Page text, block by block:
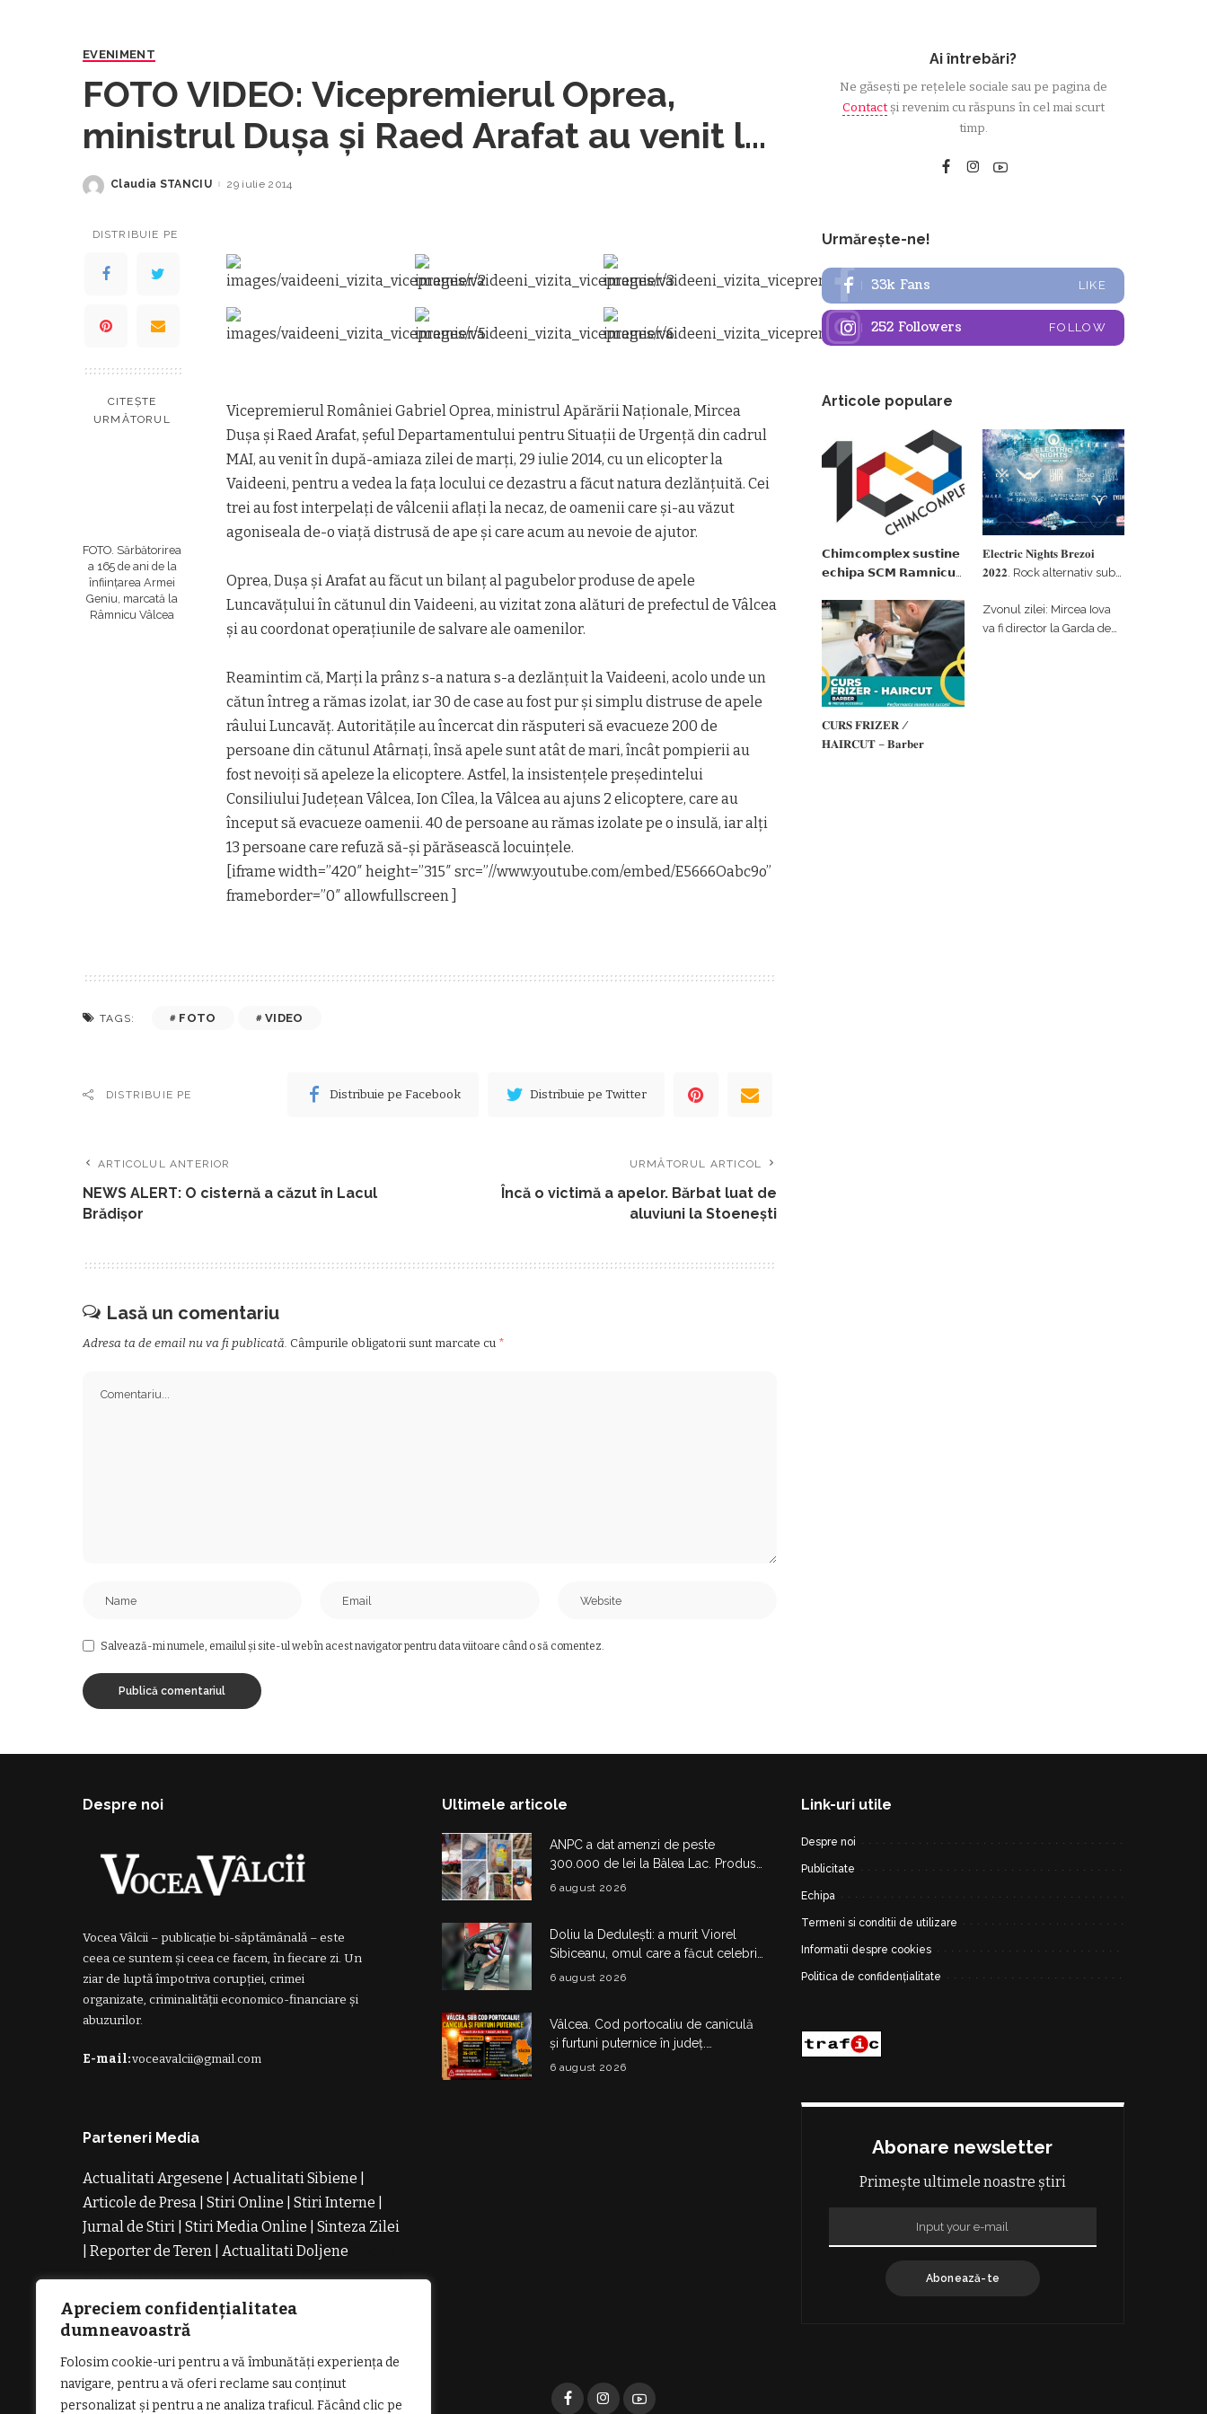
Apreciem confidențialitatea
dumneavoastră
Folosim cookie-uri pentru a vă îmbunătăți experiența de
navigare, pentru a vă oferi reclame sau conținut
personalizat și pentru a ne analiza traficul. Făcând clic pe
EVENIMENT
FOTO VIDEO: Vicepremierul Oprea,
ministrul Duşa şi Raed Arafat au venit la
Vaideeni
Posted
Claudia STANCIU 29 iulie 2014
DISTRIBUIE PE
CITEȘTE
URMĂTORUL
FOTO. Sărbătorirea
a 165 de ani de la
înființarea Armei
Geniu, marcată la
Râmnicu Vâlcea
Vicepremierul României Gabriel Oprea, ministrul Apărării Naţionale, Mircea
Duşa şi Raed Arafat, şeful Departamentului pentru Situaţii de Urgenţă din cadrul
MAI, au venit în după-amiaza zilei de marţi, 29 iulie 2014, cu un elicopter la
Vaideeni, pentru a vedea la faţa locului ce dezastru a făcut natura dezlănţuită. Cei
trei au fost interpelaţi de vâlcenii aflaţi la necaz, de oamenii care şi-au văzut
agoniseala de-o viaţă distrusă de ape şi care acum au nevoie de ajutor.
Oprea, Duşa şi Arafat au făcut un bilanţ al pagubelor produse de apele
Luncavăţului în cătunul din Vaideeni, au vizitat zona alături de prefectul de Vâlcea
şi au coordonat operaţiunile de salvare ale oamenilor.
Reamintim că, Marţi la prânz s-a natura s-a dezlănţuit la Vaideeni, acolo unde un
cătun întreg a rămas izolat, iar 30 de case au fost pur şi simplu distruse de apele
râului Luncavăţ. Autorităţile au încercat din răsputeri să evacueze 200 de
persoane din cătunul Atârnaţi, însă apele sunt atât de mari, încât pompierii au
fost nevoiţi să apeleze la elicoptere. Astfel, la insistenţele preşedintelui
Consiliului Judeţean Vâlcea, Ion Cîlea, la Vâlcea au ajuns 2 elicoptere, care au
început să evacueze oamenii. 40 de persoane au rămas izolate pe o insulă, iar alţi
13 persoane care refuză să-şi părăsească locuinţele.
[iframe width=”420″ height=”315″ src=”//www.youtube.com/embed/E5666Oabc9o”
frameborder=”0″ allowfullscreen ]
TAGS: FOTO VIDEO
DISTRIBUIE PE Distribuie pe Facebook Distribuie pe Twitter
ARTICOLUL ANTERIOR
NEWS ALERT: O cisternă a căzut în Lacul
Brădişor
URMĂTORUL ARTICOL
Încă o victimă a apelor. Bărbat luat de
aluviuni la Stoeneşti
Lasă un comentariu
Adresa ta de email nu va fi publicată. Câmpurile obligatorii sunt marcate cu *
Salvează-mi numele, emailul și site-ul web în acest navigator pentru data viitoare când o să comentez.
Ai întrebări?
Ne găsești pe rețelele sociale sau pe pagina de
Contactși revenim cu răspuns în cel mai scurt
timp.
Urmărește-ne!
33k Fans LIKE
252 Followers FOLLOW
Articole populare
𝗖𝗵𝗶𝗺𝗰𝗼𝗺𝗽𝗹𝗲𝘅 𝘀𝘂𝘀𝘁𝗶𝗻𝗲
𝗲𝗰𝗵𝗶𝗽𝗮 𝗦𝗖𝗠 𝗥𝗮𝗺𝗻𝗶𝗰𝘂
𝗽𝗮𝗿𝘁𝗲𝗻𝗲𝗿 𝗳𝗶𝗻𝗮𝗻𝘁𝗮𝘁𝗼𝗿
𝐄𝐥𝐞𝐜𝐭𝐫𝐢𝐜 𝐍𝐢𝐠𝐡𝐭𝐬 𝐁𝐫𝐞𝐳𝐨𝐢
𝟐𝟎𝟐𝟐. Rock alternativ sub
#𝐁𝐫𝐞𝐳𝐨𝐢𝐮𝐥𝐋𝐮𝐦𝐢𝐢
𝐂𝐔𝐑𝐒 𝐅𝐑𝐈𝐙𝐄𝐑 /
𝐇𝐀𝐈𝐑𝐂𝐔𝐓 – 𝐁𝐚𝐫𝐛𝐞𝐫
Zvonul zilei: Mircea Iova
va fi director la Garda de
Despre noi
Vocea Vâlcii – publicație bi-săptămânală – este
ceea ce suntem și ceea ce facem, în fiecare zi. Un
ziar de luptă împotriva corupției, crimei
organizate, criminalității economico-financiare și
abuzurilor.
E-mail:voceavalcii@gmail.com
Parteneri Media
Actualitati Argesene Actualitati Sibiene
Articole de Presa
Stiri Online Stiri Interne
Jurnal de Stiri
Stiri Media Online
Sinteza Zilei
Reporter de Teren Actualitati Doljene
NoiRochii de RevelionRochii de BanchetRochii
de Cununie
Magazin de Rochii
Comanda Rochii de Seara
Ultimele articole
ANPC a dat amenzi de peste
300.000 de lei la Bâlea Lac. Produse
expirate, carne ținută la soare și
6 august 2026
Doliu la Dedulești: a murit Viorel
Sibiceanu, omul care a făcut celebri
„micii mari” de pe DN7
6 august 2026
Vâlcea. Cod portocaliu de caniculă
și furtuni puternice în județ.
Temperaturi de până la 38°C și risc
6 august 2026
Link-uri utile
Despre noi
Publicitate
Echipa
Termeni si conditii de utilizare
Informatii despre cookies
Politica de confidențialitate
Abonare newsletter
Primește ultimele noastre știri
Abonează-te